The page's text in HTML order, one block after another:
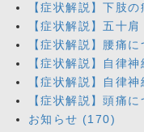
【症状解説】下肢
【症状解説】五十
【症状解説】腰痛
【症状解説】自律
【症状解説】自律
【症状解説】頭痛
お知らせ (170)